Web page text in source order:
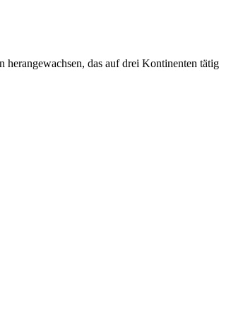
herangewachsen, das auf drei Kontinenten tätig